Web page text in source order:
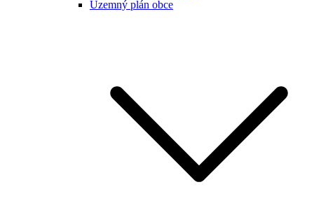
Územný plán obce